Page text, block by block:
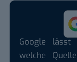
Google lässt
welche